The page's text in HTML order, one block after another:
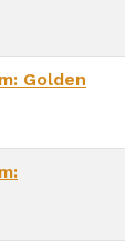
Golden